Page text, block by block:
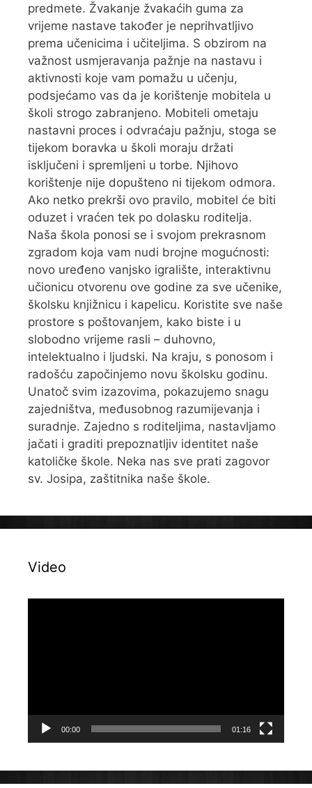
predmete. Žvakanje žvakaćih guma za
vrijeme nastave također je neprihvatljivo
prema učenicima i učiteljima. S obzirom na
važnost usmjeravanja pažnje na nastavu i
aktivnosti koje vam pomažu u učenju,
podsjećamo vas da je korištenje mobitela u
školi strogo zabranjeno. Mobiteli ometaju
nastavni proces i odvraćaju pažnju, stoga se
tijekom boravka u školi moraju držati
isključeni i spremljeni u torbe. Njihovo
korištenje nije dopušteno ni tijekom odmora.
Ako netko prekrši ovo pravilo, mobitel će biti
oduzet i vraćen tek po dolasku roditelja.
Naša škola ponosi se i svojom prekrasnom
zgradom koja vam nudi brojne mogućnosti:
novo uređeno vanjsko igralište, interaktivnu
učionicu otvorenu ove godine za sve učenike,
školsku knjižnicu i kapelicu. Koristite sve naše
prostore s poštovanjem, kako biste i u
slobodno vrijeme rasli – duhovno,
intelektualno i ljudski. Na kraju, s ponosom i
radošću započinjemo novu školsku godinu.
Unatoč svim izazovima, pokazujemo snagu
zajedništva, međusobnog razumijevanja i
suradnje. Zajedno s roditeljima, nastavljamo
jačati i graditi prepoznatljiv identitet naše
katoličke škole. Neka nas sve prati zagovor
sv. Josipa, zaštitnika naše škole.
Video
00:00 01:16